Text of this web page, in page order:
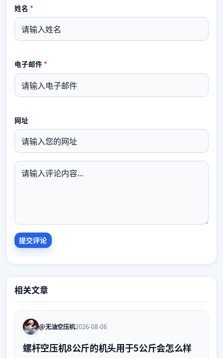
姓名 *
电子邮件*
网址
相关文章
@无油空压机2026-08-06
螺杆空压机8公斤的机头用于5公斤会怎么样